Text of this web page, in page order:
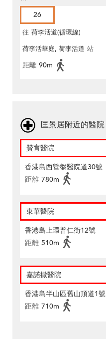
26
往 荷李活道(循環線)
荷李活華庭, 荷李活道 站
距離 90m
匡景居附近的醫院
贊育醫院
香港島西營盤醫院道30號
距離 780m
東華醫院
香港島上環普仁街12號
距離 510m
嘉諾撒醫院
香港島半山區舊山頂道1號
距離 710m